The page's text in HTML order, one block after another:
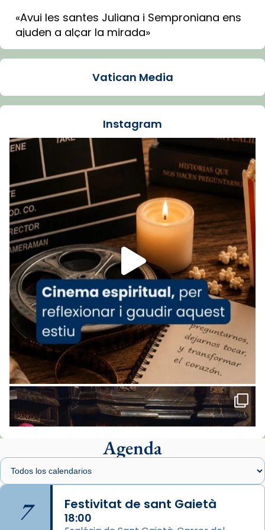
«Avui les santes Juliana i Semproniana ens
ajuden a alçar la mirada»
Mons. Sergi Gordo, bisbe de Tortosa, ha
Santes de Mataró.
🔗tinyurl.com/cvu5jmbk
Foto
View on Facebook Share
Arquebisbat de Barcelonais at Catedral
de Barcelona.
1 week ago
Aquest dilluns, 27 de juliol, ha tingut lloc la
missa d’acció de gràcies en agraïment al
comitè organitzador de la visita apostòlica
del Sant Pare Lleó XIV a Barcelona, i als
col·laboradors, a la Catedral de Barcelona.
L’arquebisbe de Barcelona, el cardenal Joan
Josep Omella, ha presidit la missa i l’ha
concelebrat el bisbe auxiliar de Barcelona,
Mons. David Abadías.
📸 Dr. G. Simón
Foto
View on Facebook Share
Arquebisbat de Barcelona
2 weeks ago
Memòria de les santes Juliana i
Semproniana, verges i màrtirs.
Acompanyant la història de sant Cugat, a
Vatican Media
Instagram
Agenda
7 Festivitat de sant Gaietà
18:00